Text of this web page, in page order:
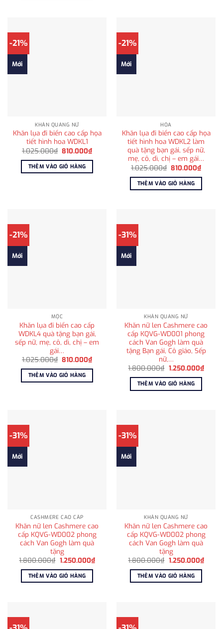
-21%
Mới
KHĂN QUÀNG NỮ
Khăn lụa đi biển cao cấp họa
tiết hình hoa WDKL1
1.025.000₫ Giá
là:
1.025.000₫.
810.000₫Giá
hiện
tại
810.000₫.
THÊM VÀO GIỎ HÀNG
-21%
Mới
HỎA
Khăn lụa đi biển cao cấp họa
tiết hình hoa WDKL2 làm
quà tặng bạn gái, sếp nữ,
mẹ, cô, dì, chị – em gái…
1.025.000₫ Giá
là:
1.025.000₫.
810.000₫Giá
hiện
tại
THÊM VÀO GIỎ HÀNG
-21%
Mới
MỘC
Khăn lụa đi biển cao cấp
WDKL4 quà tặng bạn gái,
sếp nữ, mẹ, cô, dì, chị – em
gái…
1.025.000₫ Giá
là:
1.025.000₫.
810.000₫Giá
tại
810.000₫.
THÊM VÀO GIỎ HÀNG
-31%
Mới
KHĂN QUÀNG NỮ
Khăn nữ len Cashmere cao
cấp KQVG-WD001 phong
cách Van Gogh làm quà
tặng Bạn gái, Cô giáo, Sếp
nữ,…
1.800.000₫ Giá
là:
1.800.000₫.
1.250.000₫Giá
THÊM VÀO GIỎ HÀNG
-31%
Mới
CASHMERE CAO CẤP
Khăn nữ len Cashmere cao
cấp KQVG-WD002 phong
cách Van Gogh làm quà
tặng
1.800.000₫ Giá
là:
1.800.000₫.
1.250.000₫Giá
hiện
1.250.000₫.
THÊM VÀO GIỎ HÀNG
-31%
Mới
KHĂN QUÀNG NỮ
Khăn nữ len Cashmere cao
cấp KQVG-WD002 phong
cách Van Gogh làm quà
tặng
1.800.000₫ Giá
là:
1.800.000₫.
1.250.000₫Giá
hiện
THÊM VÀO GIỎ HÀNG